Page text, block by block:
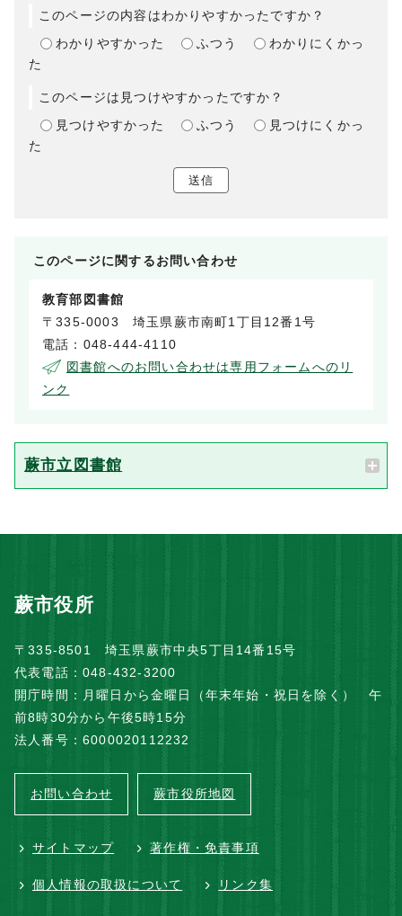
このページの内容はわかりやすかったですか？
わかりやすかった
ふつう
わかりにくかっ
た
このページは見つけやすかったですか？
見つけやすかった
ふつう
見つけにくかっ
た
送信
このページに関するお問い合わせ
教育部図書館
〒335-0003 埼玉県蕨市南町1丁目12番1号
電話：048-444-4110
図書館へのお問い合わせは専用フォームへのリ
ンク
蕨市立図書館
蕨市役所
〒335-8501 埼玉県蕨市中央5丁目14番15号
代表電話：048-432-3200
開庁時間：月曜日から金曜日（年末年始・祝日を除く） 午
前8時30分から午後5時15分
法人番号：6000020112232
お問い合わせ 蕨市役所地図
サイトマップ 著作権・免責事項
個人情報の取扱について リンク集